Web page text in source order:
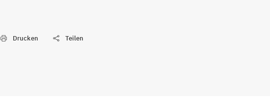
Drucken Teilen